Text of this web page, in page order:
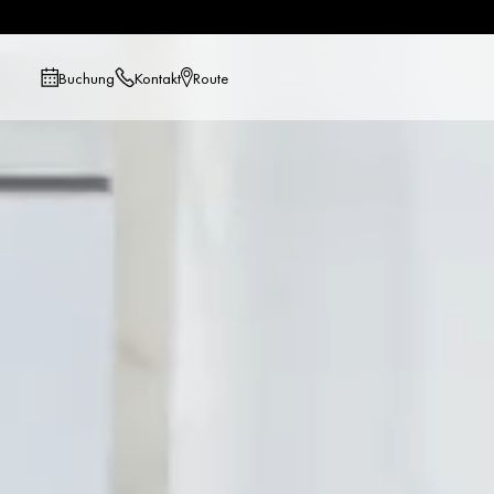
Buchung Kontakt Route